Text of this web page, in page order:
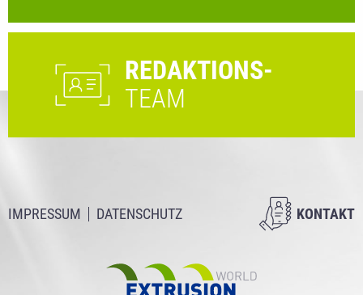
REDAKTIONS-
TEAM
IMPRESSUM DATENSCHUTZ KONTAKT